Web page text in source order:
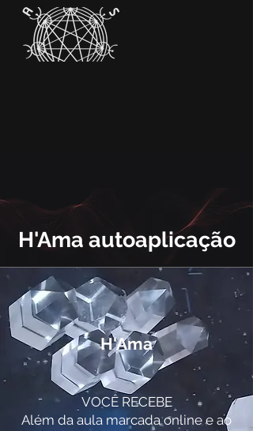
H'Ama autoaplicação
H'Ama
VOCÊ RECEBE
Além da aula marcada online e ao